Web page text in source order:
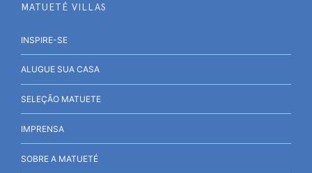
MATUETÉ VILLAS
INSPIRE-SE
ALUGUE SUA CASA
SELEÇÃO MATUETE
IMPRENSA
SOBRE A MATUETÉ